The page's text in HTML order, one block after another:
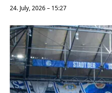
24. July, 2026 – 15:27